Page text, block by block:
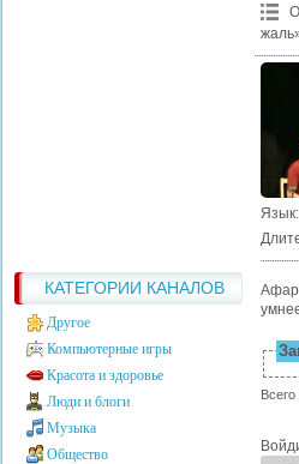
КАТЕГОРИИ КАНАЛОВ
Другое
Компьютерные игры
Красота и здоровье
Люди и блоги
Музыка
Общество
Язык